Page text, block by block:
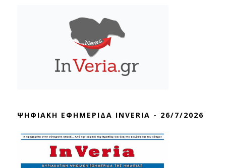
ΨΗΦΙΑΚΗ ΕΦΗΜΕΡΙΔΑ INVERIA - 26/7/2026